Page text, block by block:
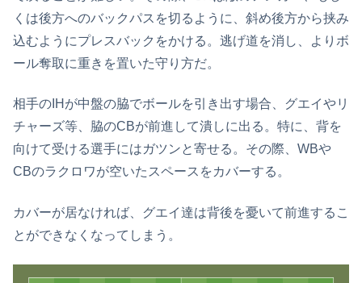
くは後方へのバックパスを切るように、斜め後方から挟み
込むようにプレスバックをかける。逃げ道を消し、よりボ
ール奪取に重きを置いた守り方だ。
相手のIHが中盤の脇でボールを引き出す場合、グエイやリ
チャーズ等、脇のCBが前進して潰しに出る。特に、背を
向けて受ける選手にはガツンと寄せる。その際、WBや
CBのラクロワが空いたスペースをカバーする。
カバーが居なければ、グエイ達は背後を憂いて前進するこ
とができなくなってしまう。